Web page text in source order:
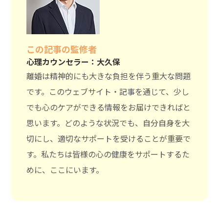
この記事の監修者
心理カウンセラー：大久保
離婚は精神的にも大きな負担を伴う重大な問題
です。このウェブサイト・記事を通じて、少し
でも心のケアができる情報をお届けできればと
思います。どのような状況でも、自分自身を大
切にし、適切なサポートを受けることが重要で
す。私たちは皆様の心の健康をサポートするた
めに、ここにいます。